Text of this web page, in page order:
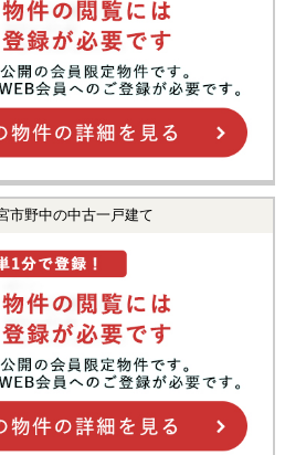
市野中の中古一戸建て